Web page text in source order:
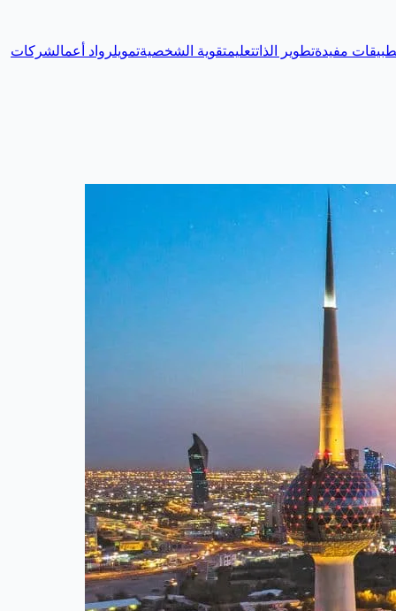
مفيدةتطوير الذاتتعليمتقوية الشخصيةتمويلرواد أعمالشركات